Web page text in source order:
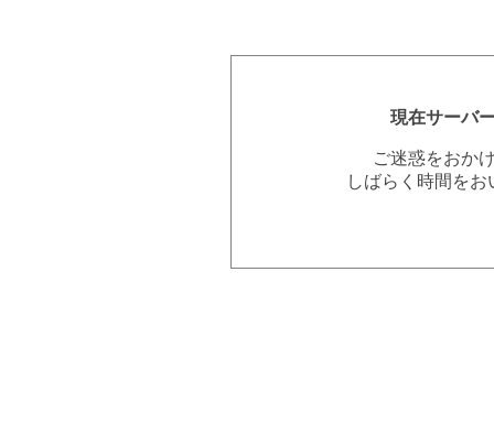
現在サーバ
ご迷惑をおか
しばらく時間を